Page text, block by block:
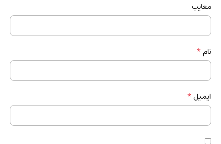
معایب
نام*
ایمیل*